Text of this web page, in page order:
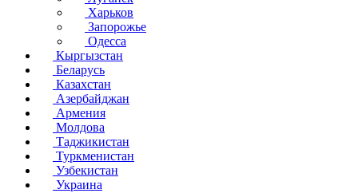
Харьков
Запорожье
Одесса
Кыргызстан
Беларусь
Казахстан
Азербайджан
Армения
Молдова
Таджикистан
Туркменистан
Узбекистан
Украина